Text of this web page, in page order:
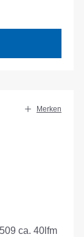
Merken
ca. 40lfm